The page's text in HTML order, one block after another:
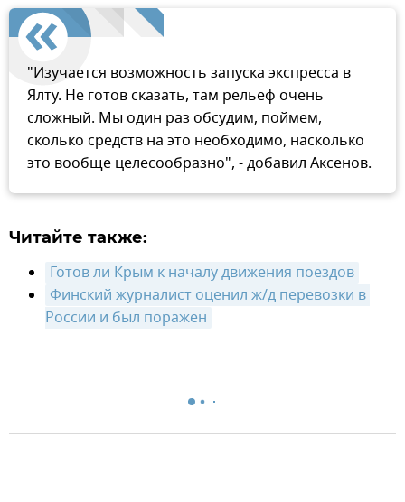
"Изучается возможность запуска экспресса в
Ялту. Не готов сказать, там рельеф очень
сложный. Мы один раз обсудим, поймем,
сколько средств на это необходимо, насколько
это вообще целесообразно", - добавил Аксенов.
Читайте также:
Готов ли Крым к началу движения поездов
Финский журналист оценил ж/д перевозки в
России и был поражен